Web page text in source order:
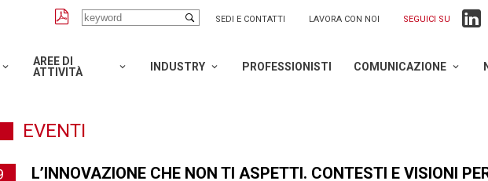
SEDI E CONTATTI LAVORA CON NOI SEGUICI SU
AREE DI
ATTIVITÀ
INDUSTRY PROFESSIONISTI COMUNICAZIONE
EVENTI
L’INNOVAZIONE CHE NON TI ASPETTI. CONTESTI E VISIONI